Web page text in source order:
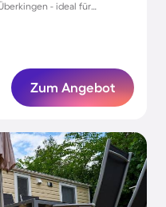
- ideal für
Zum Angebot